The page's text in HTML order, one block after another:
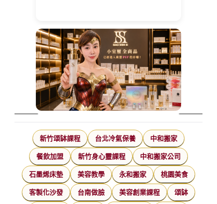
新竹頌缽課程 台北冷氣保養 中和搬家
餐飲加盟 新竹身心靈課程 中和搬家公司
石墨烯床墊 美容教學 永和搬家 桃園美食
客製化沙發 台南做臉 美容創業課程 頌缽